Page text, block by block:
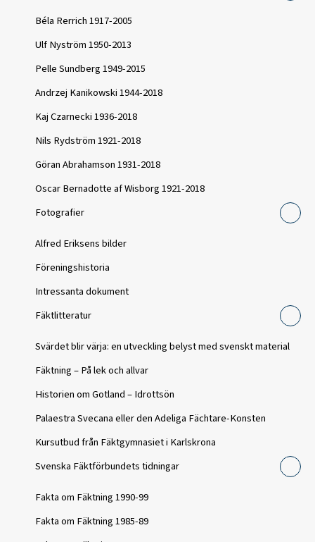
Béla Rerrich 1917-2005
Ulf Nyström 1950-2013
Pelle Sundberg 1949-2015
Andrzej Kanikowski 1944-2018
Kaj Czarnecki 1936-2018
Nils Rydström 1921-2018
Göran Abrahamson 1931-2018
Oscar Bernadotte af Wisborg 1921-2018
Fotografier
Alfred Eriksens bilder
Föreningshistoria
Intressanta dokument
Fäktlitteratur
Svärdet blir värja: en utveckling belyst med svenskt material
Fäktning – På lek och allvar
Historien om Gotland – Idrottsön
Palaestra Svecana eller den Adeliga Fächtare-Konsten
Kursutbud från Fäktgymnasiet i Karlskrona
Svenska Fäktförbundets tidningar
Fakta om Fäktning 1990-99
Fakta om Fäktning 1985-89